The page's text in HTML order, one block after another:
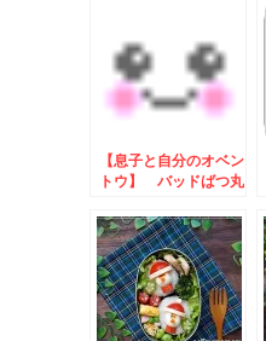
【息子と自分のオベン
トウ】 バッドばつ丸